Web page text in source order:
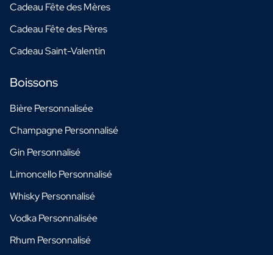
Cadeau Fête des Mères
Cadeau Fête des Pères
Cadeau Saint-Valentin
Boissons
Bière Personnalisée
Champagne Personnalisé
Gin Personnalisé
Limoncello Personnalisé
Whisky Personnalisé
Vodka Personnalisée
Rhum Personnalisé